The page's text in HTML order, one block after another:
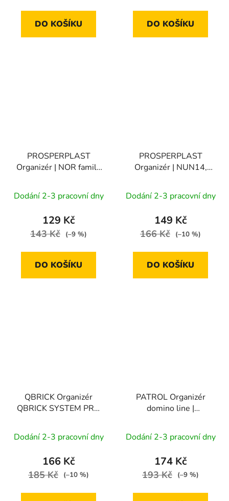
DO KOŠÍKU DO KOŠÍKU
PROSPERPLAST
Organizér | NOR family
Dodání 2-3 pracovní dny
129 Kč
143 Kč (–9 %)
DO KOŠÍKU
PROSPERPLAST
Organizér | NUN14,
Dodání 2-3 pracovní dny
149 Kč
166 Kč (–10 %)
DO KOŠÍKU
QBRICK Organizér
QBRICK SYSTEM PRO
257x182x65 mm
Dodání 2-3 pracovní dny
166 Kč
185 Kč (–10 %)
PATROL Organizér
domino line |
Dodání 2-3 pracovní dny
174 Kč
193 Kč (–9 %)